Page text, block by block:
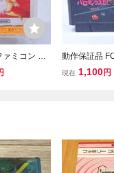
ァミコン デ
メトロイ
動作保証品
ン パロディウ
現在 1,100円